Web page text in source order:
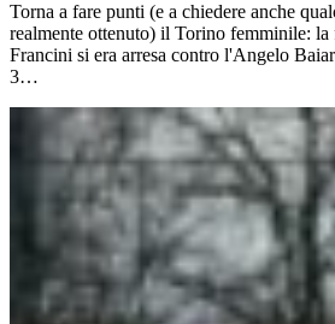
Torna a fare punti (e a chiedere anche
realmente ottenuto) il Torino femminile:
Francini si era arresa contro l'Angelo
3…